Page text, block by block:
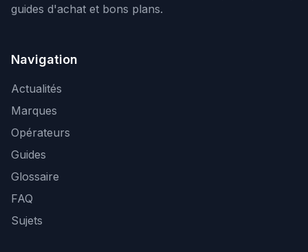
guides d'achat et bons plans.
Navigation
Actualités
Marques
Opérateurs
Guides
Glossaire
FAQ
Sujets